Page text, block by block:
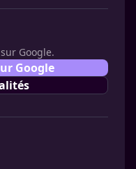
Google.
Google